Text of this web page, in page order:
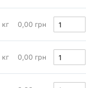
кг 0,00 грн
кг 0,00 грн